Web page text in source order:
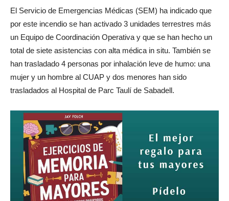
El Servicio de Emergencias Médicas (SEM) ha indicado que
por este incendio se han activado 3 unidades terrestres más
un Equipo de Coordinación Operativa y que se han hecho un
total de siete asistencias con alta médica in situ. También se
han trasladado 4 personas por inhalación leve de humo: una
mujer y un hombre al CUAP y dos menores han sido
trasladados al Hospital de Parc Taulí de Sabadell.